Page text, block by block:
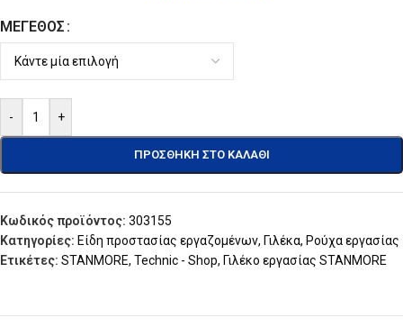
ΜΈΓΕΘΟΣ
- +
ΠΡΟΣΘΉΚΗ ΣΤΟ ΚΑΛΆΘΙ
Κωδικός προϊόντος: 303155
Κατηγορίες: Είδη προστασίας εργαζομένων, Γιλέκα, Ρούχα εργασίας
Ετικέτες: STANMORE, Technic - Shop, Γιλέκο εργασίας STANMORE